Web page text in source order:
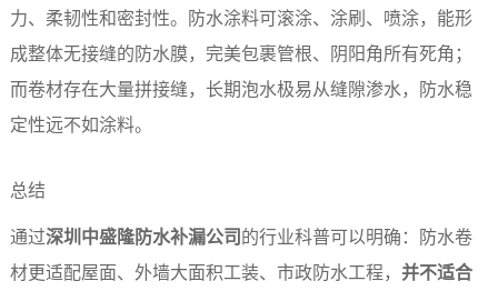
力、柔韧性和密封性。防水涂料可滚涂、涂刷、喷涂，能形
成整体无接缝的防水膜，完美包裹管根、阴阳角所有死角；
而卷材存在大量拼接缝，长期泡水极易从缝隙渗水，防水稳
定性远不如涂料。
总结
通过深圳中盛隆防水补漏公司的行业科普可以明确：防水卷
材更适配屋面、外墙大面积工装、市政防水工程， 并不适合